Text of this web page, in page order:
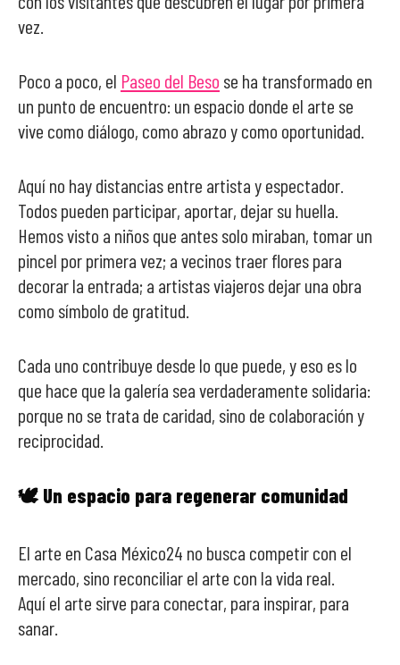
vez.
Poco a poco, el Paseo del Beso se ha transformado en
un punto de encuentro: un espacio donde el arte se
vive como diálogo, como abrazo y como oportunidad.
Aquí no hay distancias entre artista y espectador.
Todos pueden participar, aportar, dejar su huella.
Hemos visto a niños que antes solo miraban, tomar un
pincel por primera vez; a vecinos traer flores para
decorar la entrada; a artistas viajeros dejar una obra
como símbolo de gratitud.
Cada uno contribuye desde lo que puede, y eso es lo
que hace que la galería sea verdaderamente solidaria:
porque no se trata de caridad, sino de colaboración y
reciprocidad.
🕊️ Un espacio para regenerar comunidad
El arte en Casa México24 no busca competir con el
mercado, sino reconciliar el arte con la vida real.
Aquí el arte sirve para conectar, para inspirar, para
sanar.